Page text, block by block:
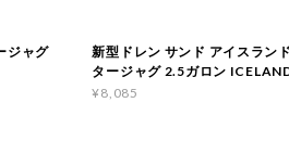
ジャグ
新型ドレン サンド アイスラン
タージャグ 2.5ガロン
¥8,085